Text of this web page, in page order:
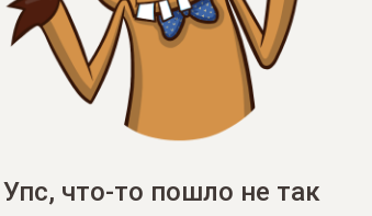
Упс, что-то пошло не так